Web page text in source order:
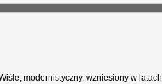
modernistyczny, wzniesiony w latach